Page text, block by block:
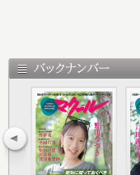
33 西山貴浩
35 電撃引退
37 マクール
43 Macour
口）
46 BBCトー